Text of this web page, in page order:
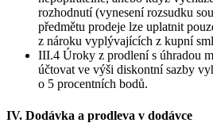
rozhodnutí (vynesení rozsudku
předmětu prodeje lze uplatnit
z nároku vyplývajících z kupní
III.4 Úroky z prodlení s úhradou
účtovat ve výši diskontní sazby
o 5 procentních bodů.
IV. Dodávka a prodleva v dodávce